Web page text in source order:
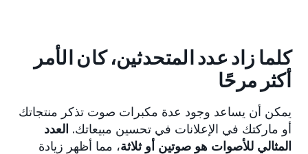
كلما زاد عدد المتحدثين، كان الأمر
أكثر مرحًا
يمكن أن يساعد وجود عدة مكبرات صوت تذكر منتجاتك
أو ماركتك في الإعلانات في تحسين مبيعاتك. العدد
المثالي للأصوات هو صوتين أو ثلاثة، مما أظهر زيادة